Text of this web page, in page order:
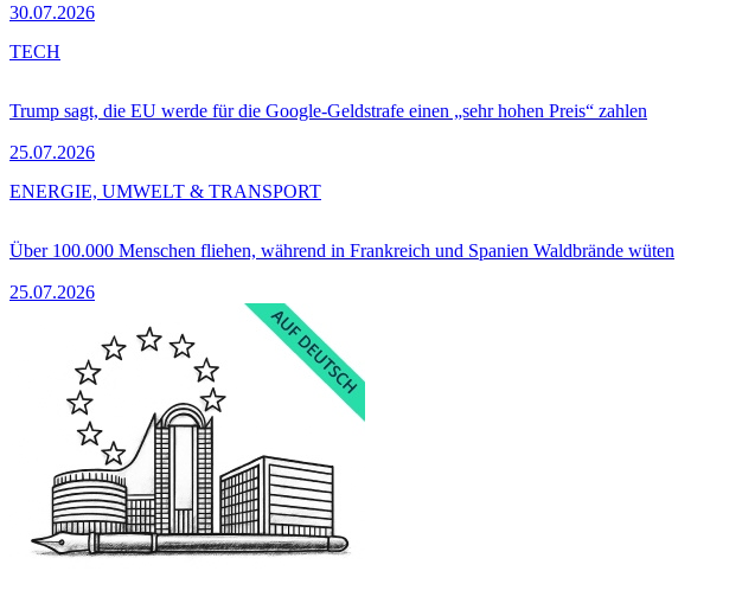
30.07.2026
Trump sagt, die EU werde für die Google-Geldstrafe einen „sehr hohen Preis“ zahlen
25.07.2026
TECH
Über 100.000 Menschen fliehen, während in Frankreich und Spanien Waldbrände wüten
25.07.2026
ENERGIE, UMWELT & TRANSPORT